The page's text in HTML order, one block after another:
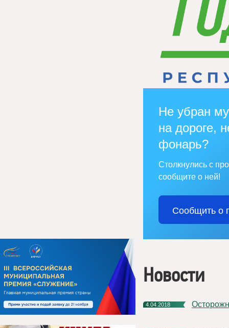
Не убран
на дороге,
фонарь?
Столкнулись с
сообщите о ней!
Сообщить о
Новости
4.04.2018